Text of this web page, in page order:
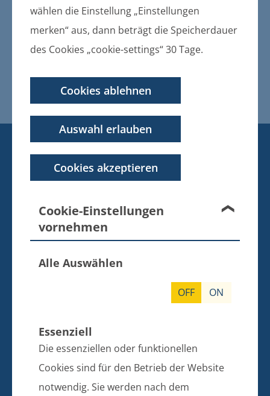
wählen die Einstellung „Einstellungen
merken“ aus, dann beträgt die Speicherdauer
des Cookies „cookie-settings“ 30 Tage.
Cookies ablehnen
Auswahl erlauben
Cookies akzeptieren
Cookie-Einstellungen
vornehmen
Alle Auswählen
OFF ON
Essenziell
Die essenziellen oder funktionellen
Cookies sind für den Betrieb der Website
notwendig. Sie werden nach dem
16.12.2015
Bekanntmachung der Gemeinde
Karlsburg über die Festsetzung der
Hebesätze der Realsteuern für das
Haushaltsjahr 2016
(Hebesatzsatzung)
KONTAKT
BANKVERBINDUNG
Dorfstraße 6
17495 Züssow
E-Mail: info@amt-zuessow.de
BIC: NOLADE21GRW
SPRECHZEITEN DER BÜRGERBÜROS